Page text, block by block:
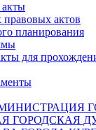
актов
планирования
для
ГОРОДСКАЯ